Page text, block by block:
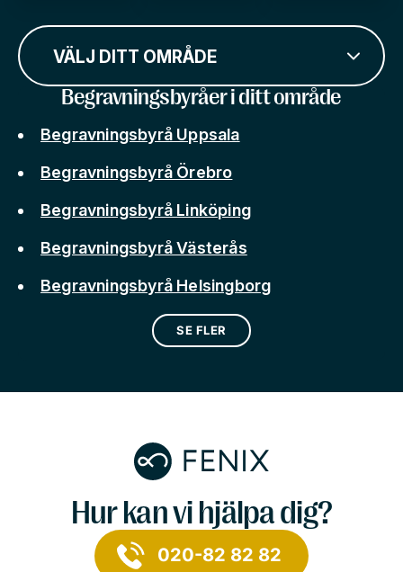
VÄLJ DITT OMRÅDE
Begravningsbyråer i ditt område
Begravningsbyrå Uppsala
Begravningsbyrå Örebro
Begravningsbyrå Linköping
Begravningsbyrå Västerås
Begravningsbyrå Helsingborg
SE FLER
Hur kan vi hjälpa dig?
020-82 82 82